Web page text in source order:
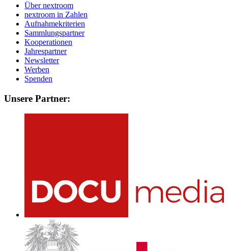
Über nextroom
nextroom in Zahlen
Aufnahmekriterien
Sammlungspartner
Kooperationen
Jahrespartner
Newsletter
Werben
Spenden
Unsere Partner: